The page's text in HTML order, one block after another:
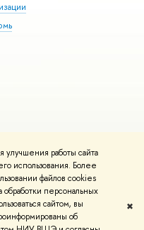
работы сайта
использования. Более
файлов cookies
обработки персональных
сайтом, вы
об
✖